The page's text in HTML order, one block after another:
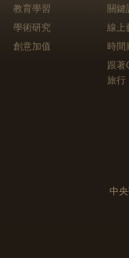
教育學習
學術研究
創意加值
關鍵
線上
時間
跟
旅行
中